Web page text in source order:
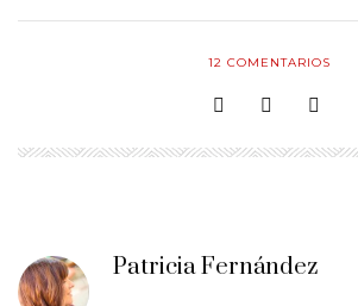
12 COMENTARIOS
Patricia Fernández